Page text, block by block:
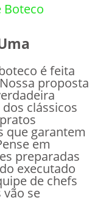
Boteco
é feita
proposta
clássicos
que garantem
em
preparadas
executado
de chefs
vão se